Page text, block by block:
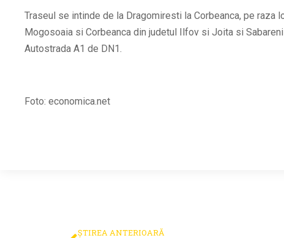
Traseul se intinde de la Dragomiresti la Corbeanca, pe raza
Mogosoaia si Corbeanca din judetul Ilfov si Joita si
Autostrada A1 de DN1.
Foto: economica.net
ȘTIREA ANTERIOARĂ